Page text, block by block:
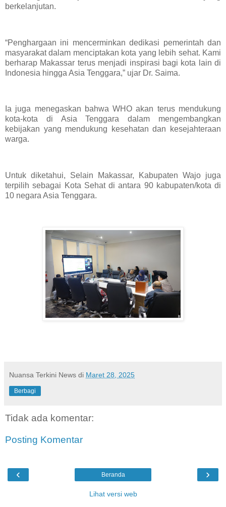
berkelanjutan.
“Penghargaan ini mencerminkan dedikasi pemerintah dan
masyarakat dalam menciptakan kota yang lebih sehat. Kami
berharap Makassar terus menjadi inspirasi bagi kota lain di
Indonesia hingga Asia Tenggara,” ujar Dr. Saima.
Ia juga menegaskan bahwa WHO akan terus mendukung
kota-kota di Asia Tenggara dalam mengembangkan
kebijakan yang mendukung kesehatan dan kesejahteraan
warga.
Untuk diketahui, Selain Makassar, Kabupaten Wajo juga
terpilih sebagai Kota Sehat di antara 90 kabupaten/kota di
10 negara Asia Tenggara.
Nuansa Terkini News di Maret 28, 2025
Berbagi
Tidak ada komentar:
Posting Komentar
‹ ›
Beranda
Lihat versi web